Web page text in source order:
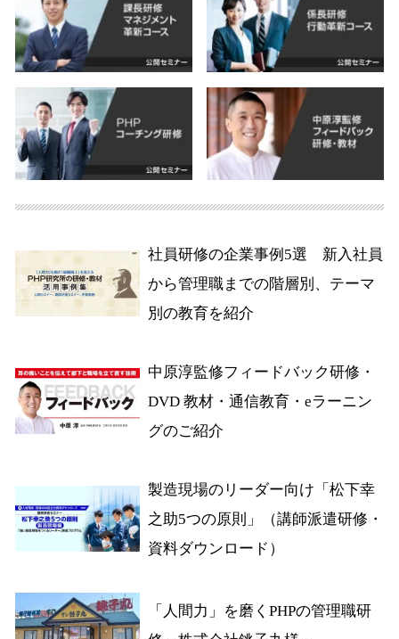
社員研修の企業事例5選 新入社員
から管理職までの階層別、テーマ
別の教育を紹介
中原淳監修フィードバック研修・
DVD 教材・通信教育・eラーニン
グのご紹介
製造現場のリーダー向け「松下幸
之助5つの原則」（講師派遣研修・
資料ダウンロード）
「人間力」を磨くPHPの管理職研